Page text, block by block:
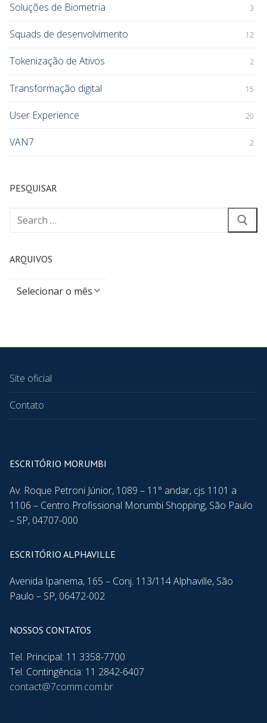
Soluções de Biometria 3
Squads de desenvolvimento 12
Tokenização de Ativos 2
Transformação digital 15
User Experience 20
VAN7 2
PESQUISAR
ARQUIVOS
Site oficial
Contato
ESCRITÓRIO MORUMBI
Av. Roque Petroni Júnior, 1089 – 11° andar, cjs 1101 a
1106 – Centro Profissional Morumbi Shopping, São Paulo
– SP, 04707-000
ESCRITÓRIO ALPHAVILLE
Avenida Ipanema, 165 – Conj. 113/114 Alphaville, São
Paulo – SP, 06472-002
NOSSOS CONTATOS
Tel. Principal: 11 3358-7700
Tel. Contingência: 11 2842-6407
contact@7comm.com.br